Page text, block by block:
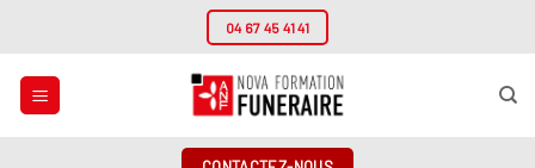
contenu
04 67 45 41 41